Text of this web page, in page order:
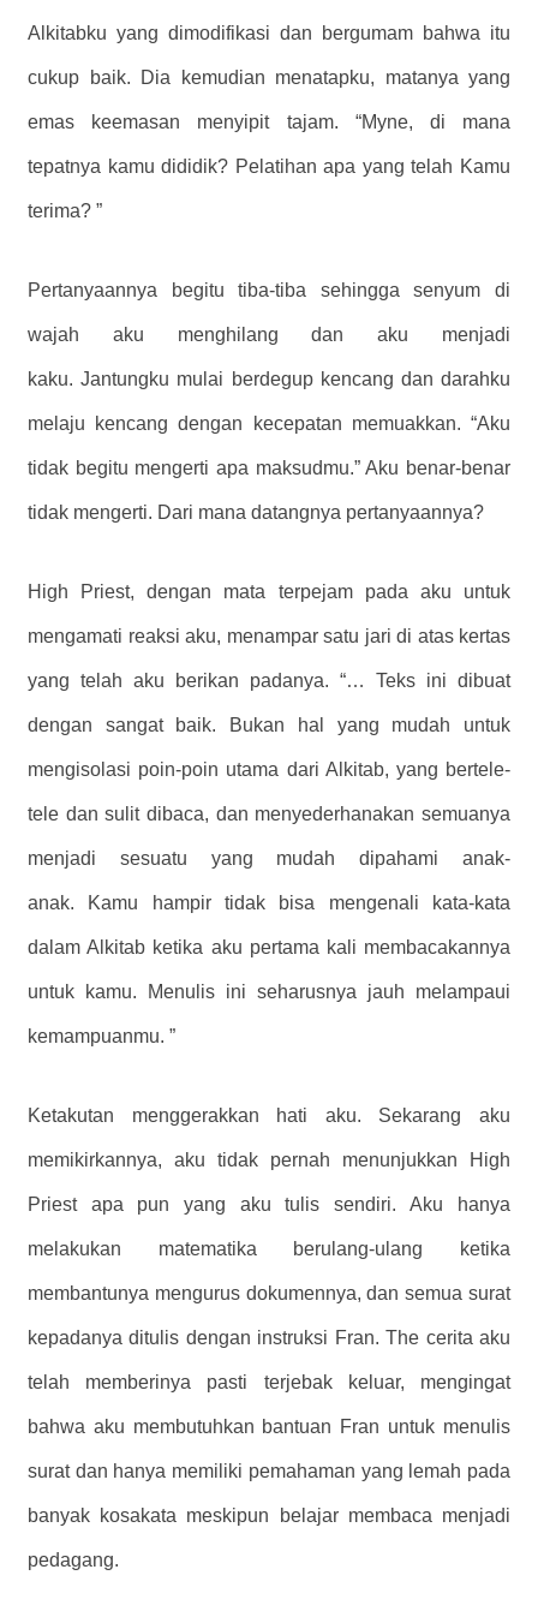
Alkitabku yang dimodifikasi dan bergumam bahwa itu
cukup baik. Dia kemudian menatapku, matanya yang
emas keemasan menyipit tajam. “Myne, di mana
tepatnya kamu dididik? Pelatihan apa yang telah Kamu
terima? ”
Pertanyaannya begitu tiba-tiba sehingga senyum di
wajah aku menghilang dan aku menjadi
kaku. Jantungku mulai berdegup kencang dan darahku
melaju kencang dengan kecepatan memuakkan. “Aku
tidak begitu mengerti apa maksudmu.” Aku benar-benar
tidak mengerti. Dari mana datangnya pertanyaannya?
High Priest, dengan mata terpejam pada aku untuk
mengamati reaksi aku, menampar satu jari di atas kertas
yang telah aku berikan padanya. “… Teks ini dibuat
dengan sangat baik. Bukan hal yang mudah untuk
mengisolasi poin-poin utama dari Alkitab, yang bertele-
tele dan sulit dibaca, dan menyederhanakan semuanya
menjadi sesuatu yang mudah dipahami anak-
anak. Kamu hampir tidak bisa mengenali kata-kata
dalam Alkitab ketika aku pertama kali membacakannya
untuk kamu. Menulis ini seharusnya jauh melampaui
kemampuanmu. ”
Ketakutan menggerakkan hati aku. Sekarang aku
memikirkannya, aku tidak pernah menunjukkan High
Priest apa pun yang aku tulis sendiri. Aku hanya
melakukan matematika berulang-ulang ketika
membantunya mengurus dokumennya, dan semua surat
kepadanya ditulis dengan instruksi Fran. The cerita aku
telah memberinya pasti terjebak keluar, mengingat
bahwa aku membutuhkan bantuan Fran untuk menulis
surat dan hanya memiliki pemahaman yang lemah pada
banyak kosakata meskipun belajar membaca menjadi
pedagang.